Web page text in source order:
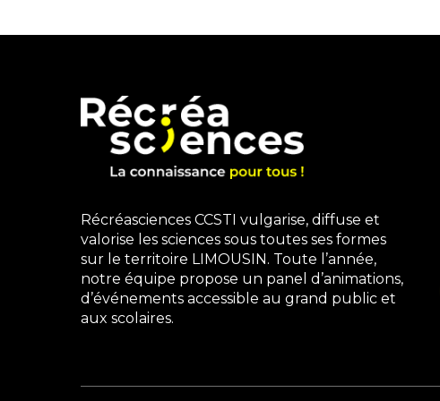
Récréasciences CCSTI vulgarise, diffuse et
valorise les sciences sous toutes ses formes
sur le territoire LIMOUSIN. Toute l’année,
notre équipe propose un panel d’animations,
d’événements accessible au grand public et
aux scolaires.